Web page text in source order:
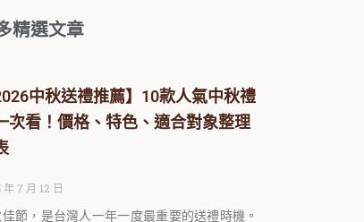
精選文章
中秋送禮推薦】10款人氣中秋禮
次看！價格、特色、適合對象整理
7 月 12 日
佳節，是台灣人一年一度最重要的送禮時機。